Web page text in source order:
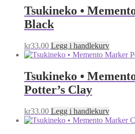
Tsukineko •
Black
kr33.00 Legg i handlekurv
Tsukineko •
Potter’s Clay
kr33.00 Legg i handlekurv